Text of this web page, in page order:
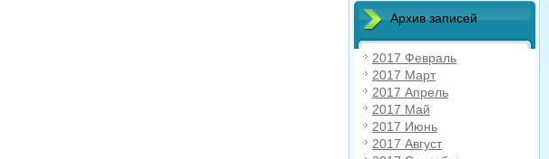
Архив записей
2017 Февраль
2017 Март
2017 Апрель
2017 Май
2017 Июнь
2017 Август